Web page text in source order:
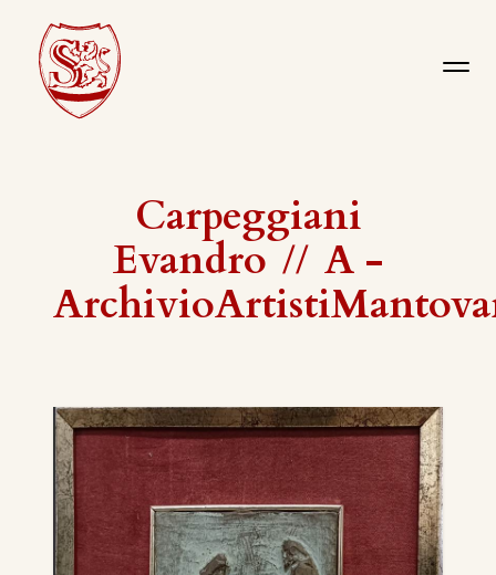
Carpeggiani
Evandro // A -